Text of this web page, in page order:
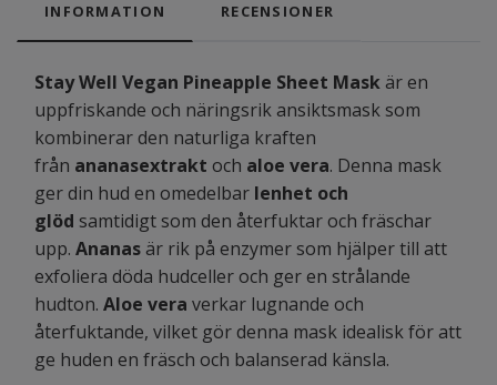
INFORMATION RECENSIONER
Stay Well Vegan Pineapple Sheet Maskär en
uppfriskande och näringsrik ansiktsmask som
kombinerar den naturliga kraften
från ananasextrakt och aloe vera. Denna mask
ger din hud en omedelbar lenhet och
glöd samtidigt som den återfuktar och fräschar
upp. Ananasär rik på enzymer som hjälper till att
exfoliera döda hudceller och ger en strålande
hudton. Aloe vera verkar lugnande och
återfuktande, vilket gör denna mask idealisk för att
ge huden en fräsch och balanserad känsla.